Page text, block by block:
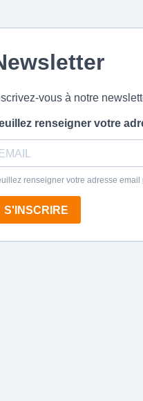
vous à notre
renseigner votre
renseigner votre adresse email
S'INSCRIRE